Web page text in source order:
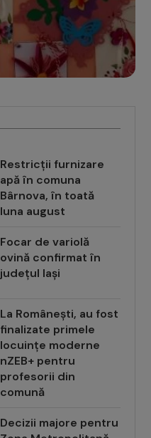
Restricții furnizare
apă în comuna
Bârnova, în toată
luna august
Focar de variolă
ovină confirmat în
județul Iași
La Românești, au fost
finalizate primele
locuințe moderne
nZEB+ pentru
profesorii din
comună
Decizii majore pentru